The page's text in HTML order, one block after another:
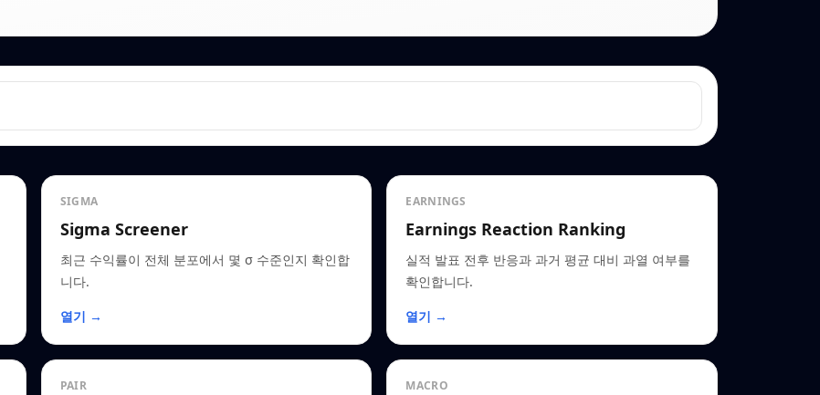
SIGMA
Sigma Screener
최근 수익률이 전체 분포에서 몇 σ 수준인지 확인합
니다.
열기 →
EARNINGS
Earnings Reaction Ranking
실적 발표 전후 반응과 과거 평균 대비 과열 여부를
확인합니다.
열기 →
PAIR MACRO